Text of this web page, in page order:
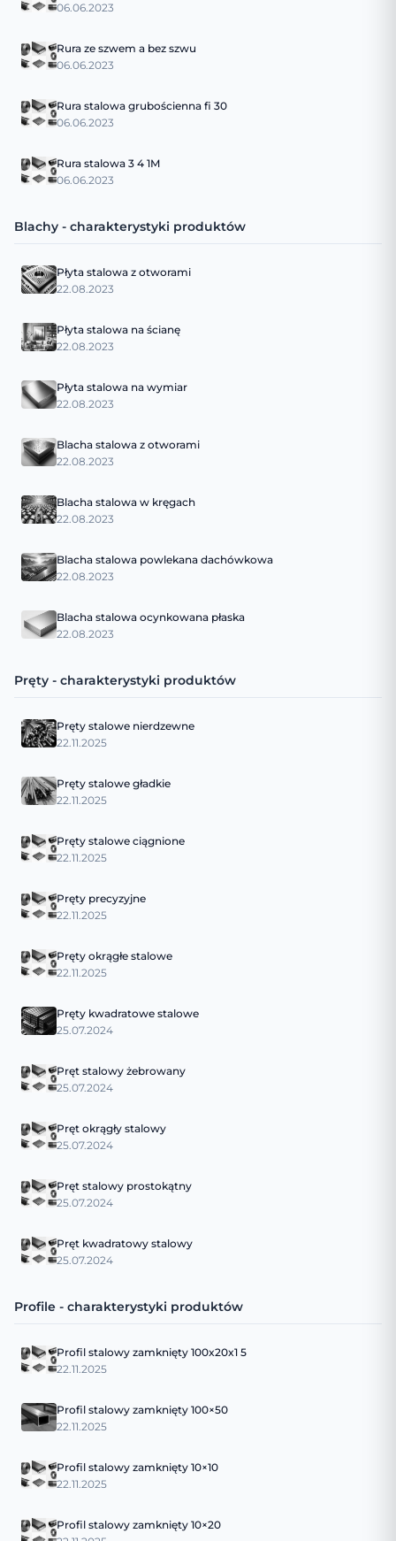
06.06.2023
Rura ze szwem a bez szwu
06.06.2023
Rura stalowa grubościenna fi 30
06.06.2023
Rura stalowa 3 4 1M
06.06.2023
Blachy - charakterystyki produktów
Płyta stalowa z otworami
22.08.2023
Płyta stalowa na ścianę
22.08.2023
Płyta stalowa na wymiar
22.08.2023
Blacha stalowa z otworami
22.08.2023
Blacha stalowa w kręgach
22.08.2023
Blacha stalowa powlekana dachówkowa
22.08.2023
Blacha stalowa ocynkowana płaska
22.08.2023
Pręty - charakterystyki produktów
Pręty stalowe nierdzewne
22.11.2025
Pręty stalowe gładkie
22.11.2025
Pręty stalowe ciągnione
22.11.2025
Pręty precyzyjne
22.11.2025
Pręty okrągłe stalowe
22.11.2025
Pręty kwadratowe stalowe
25.07.2024
Pręt stalowy żebrowany
25.07.2024
Pręt okrągły stalowy
25.07.2024
Pręt stalowy prostokątny
25.07.2024
Pręt kwadratowy stalowy
25.07.2024
Profile - charakterystyki produktów
Profil stalowy zamknięty 100x20x1 5
22.11.2025
Profil stalowy zamknięty 100×50
22.11.2025
Profil stalowy zamknięty 10×10
22.11.2025
Profil stalowy zamknięty 10×20